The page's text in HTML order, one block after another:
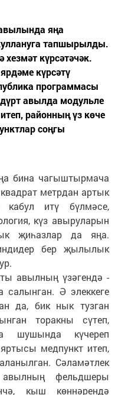
яңа
тапшырылды.
күрсәтәчәк.
күрсәтү
программасы
авылда модульле
районның үз көче
соңгы
бина чагыштырмача
метрдан артык
итү бүлмәсе,
күз авыруларын
җиһазлар да яңа.
бер җылылык
авылның үзәгендә -
салынган. Ә элеккеге
да, бик нык тузган
торакны сүтеп,
шушында күчереп
медпункт итеп,
Сәламәтлек
фельдшеры
кыш көннәрендә